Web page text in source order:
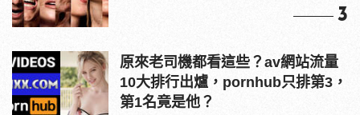
3
原來老司機都看這些？av網站流量
10大排行出爐，pornhub只排第3，
第1名竟是他？